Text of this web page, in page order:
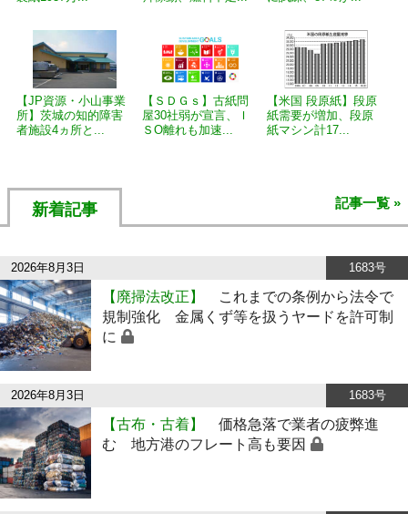
【JP資源・小山事業
所】茨城の知的障害
者施設4ヵ所と...
【ＳＤＧｓ】古紙問
屋30社弱が宣言、Ｉ
ＳО離れも加速...
【米国 段原紙】段原
紙需要が増加、段原
紙マシン計17...
新着記事 記事一覧 »
2026年8月3日 1683号
【廃掃法改正】
これまでの条例から法令で
規制強化 金属くず等を扱うヤードを許可制
に
2026年8月3日 1683号
【古布・古着】
価格急落で業者の疲弊進
む 地方港のフレート高も要因